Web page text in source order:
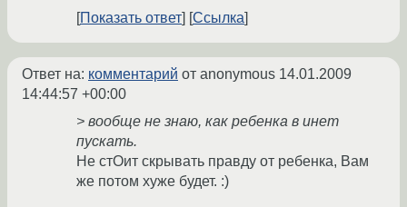
Показать ответ
Ссылка
Ответ на: комментарий от anonymous 14.01.2009
14:44:57 +00:00
> вообще не знаю, как ребенка в инет
пускать.
Не стОит скрывать правду от ребенка, Вам
же потом хуже будет. :)